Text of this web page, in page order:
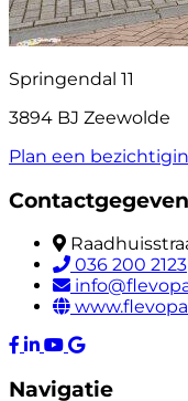
Springendal 11
3894 BJ Zeewolde
Plan een
036 200 2123
Navigatie